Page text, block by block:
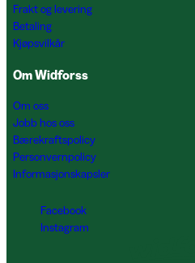
Frakt og levering
Betaling
Kjøpsvilkår
Om Widforss
Om oss
Jobb hos oss
Bærekraftspolicy
Personvernpolicy
Informasjonskapsler
Facebook
Instagram